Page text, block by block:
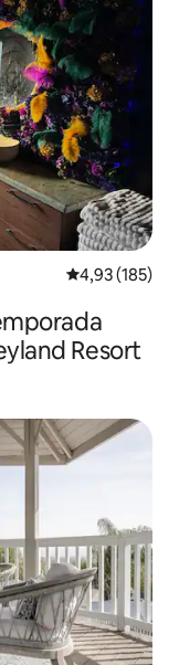
4,93 de uma
4,93 (185)
Resort